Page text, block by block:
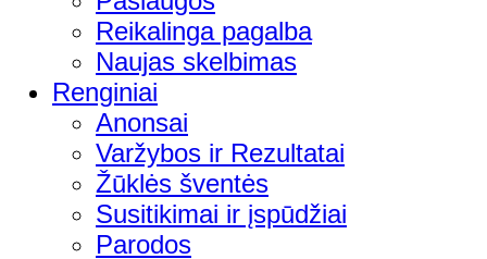
Reikalinga pagalba
Naujas skelbimas
Renginiai
Anonsai
Varžybos ir Rezultatai
Žūklės šventės
Susitikimai ir įspūdžiai
Parodos